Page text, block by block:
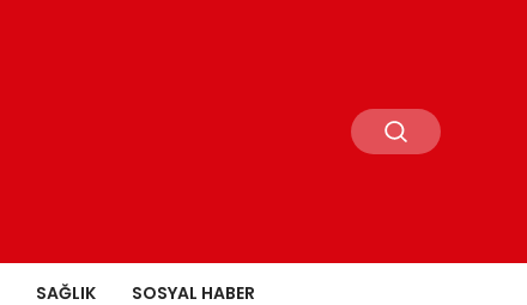
SAĞLIK SOSYAL HABER